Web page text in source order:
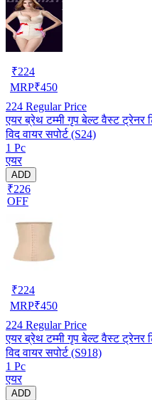
₹224
MRP₹450
224 Regular Price
एयर ब्रेथ टम्मी गृप बेल्ट वैस्ट ट्रेनर
विद वायर सपोर्ट (S24)
1 Pc
एयर
ADD
₹226
OFF
₹224
MRP₹450
224 Regular Price
एयर ब्रेथ टम्मी गृप बेल्ट वैस्ट ट्रेनर
विद वायर सपोर्ट (S918)
1 Pc
एयर
ADD